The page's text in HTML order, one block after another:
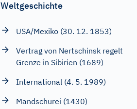
Weltgeschichte
USA/Mexiko (30. 12. 1853)
Vertrag von Nertschinsk regelt
Grenze in Sibirien (1689)
International (4. 5. 1989)
Mandschurei (1430)